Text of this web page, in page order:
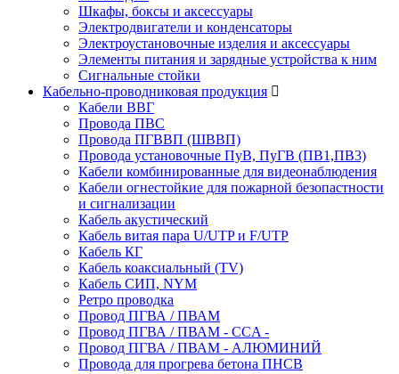
Шкафы, боксы и аксессуары
Электродвигатели и конденсаторы
Электроустановочные изделия и аксессуары
Элементы питания и зарядные устройства к ним
Сигнальные стойки
Кабельно-проводниковая продукция
Кабели ВВГ
Провода ПВС
Провода ПГВВП (ШВВП)
Провода установочные ПуВ, ПуГВ (ПВ1,ПВ3)
Кабели комбинированные для видеонаблюдения
Кабели огнестойкие для пожарной безопастности
и сигнализации
Кабель акустический
Кабель витая пара U/UTP и F/UTP
Кабель КГ
Кабель коаксиальный (TV)
Кабель СИП, NYM
Ретро проводка
Провод ПГВА / ПВАМ
Провод ПГВА / ПВАМ - CCA -
Провод ПГВА / ПВАМ - АЛЮМИНИЙ
Провода для прогрева бетона ПНСВ